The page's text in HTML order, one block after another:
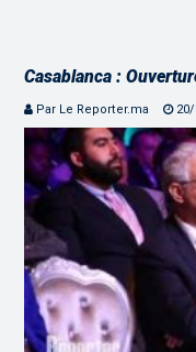
Casablanca :
Par Le Reporter.ma